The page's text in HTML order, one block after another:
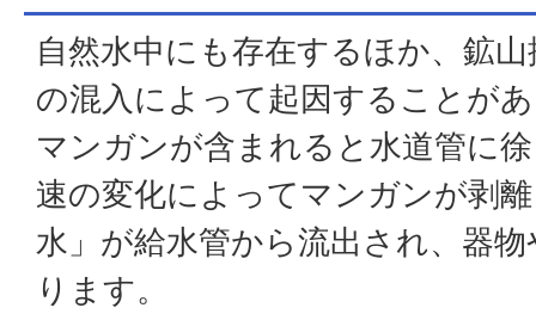
自然水中にも存在するほか、鉱
の混入によって起因することが
マンガンが含まれると水道管に
速の変化によってマンガンが剥
水」が給水管から流出され、器
ります。